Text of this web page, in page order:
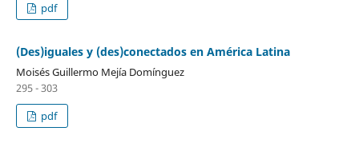
pdf
(Des)iguales y (des)conectados en América Latina
Moisés Guillermo Mejía Domínguez
295 - 303
pdf